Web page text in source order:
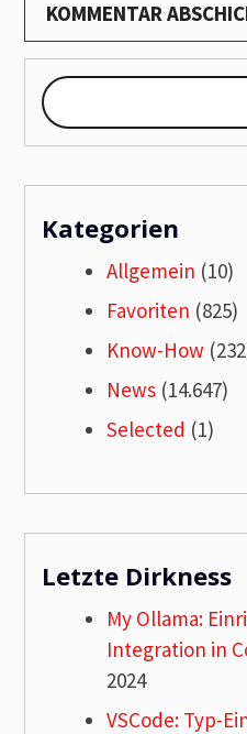
Kategorien
Allgemein (10)
Favoriten (825)
Know-How
News (14.647)
Selected (1)
Letzte Dirkness
My Ollama:
Integration in
2024
VSCode: Typ-